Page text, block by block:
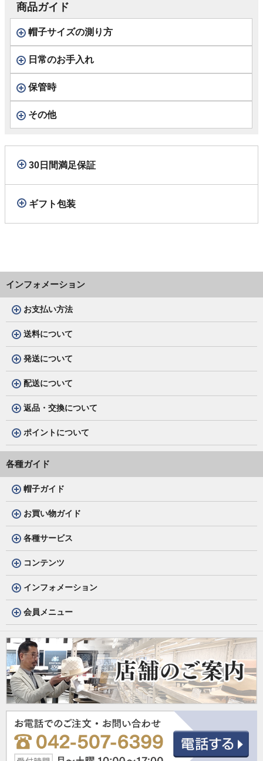
商品ガイド
帽子サイズの測り方
日常のお手入れ
保管時
その他
30日間満足保証
ギフト包装
インフォメーション
お支払い方法
送料について
発送について
配送について
返品・交換について
ポイントについて
各種ガイド
帽子ガイド
お買い物ガイド
各種サービス
コンテンツ
インフォメーション
会員メニュー